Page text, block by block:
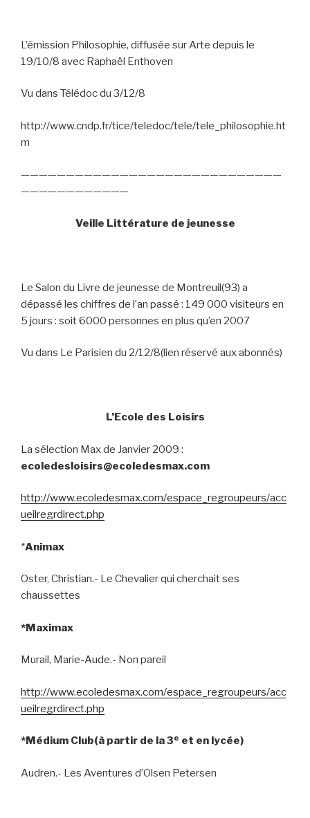
L’émission Philosophie, diffusée sur Arte depuis le
19/10/8 avec Raphaël Enthoven
Vu dans Télédoc du 3/12/8
http://www.cndp.fr/tice/teledoc/tele/tele_philosophie.ht
m
—————————————————————————————
————————————
Veille Littérature de jeunesse
Le Salon du Livre de jeunesse de Montreuil(93) a
dépassé les chiffres de l’an passé : 149 000 visiteurs en
5 jours : soit 6000 personnes en plus qu’en 2007
Vu dans Le Parisien du 2/12/8(lien réservé aux abonnés)
L’Ecole des Loisirs
La sélection Max de Janvier 2009 :
ecoledesloisirs@ecoledesmax.com
http://www.ecoledesmax.com/espace_regroupeurs/acc
ueilregrdirect.php
*Animax
Oster, Christian.- Le Chevalier qui cherchait ses
chaussettes
*Maximax
Murail, Marie-Aude.- Non pareil
http://www.ecoledesmax.com/espace_regroupeurs/acc
ueilregrdirect.php
*Médium Club(à partir de la 3e et en lycée)
Audren.- Les Aventures d’Olsen Petersen